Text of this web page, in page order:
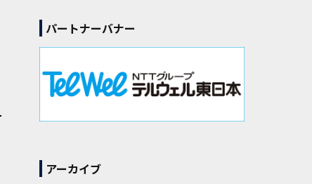
パートナーバナー
アーカイブ